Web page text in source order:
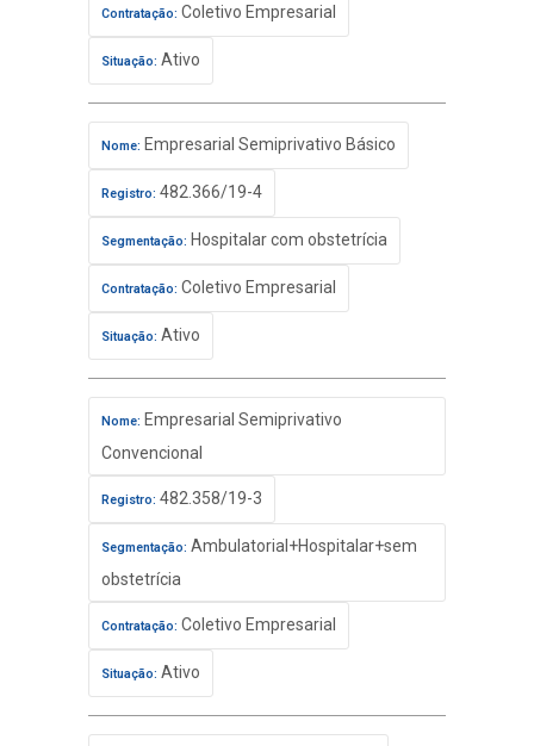
Contratação: Coletivo Empresarial
Situação: Ativo
Nome: Empresarial Semiprivativo Básico
Registro: 482.366/19-4
Segmentação: Hospitalar com obstetrícia
Contratação: Coletivo Empresarial
Situação: Ativo
Nome: Empresarial Semiprivativo
Convencional
Registro: 482.358/19-3
Segmentação: Ambulatorial+Hospitalar+sem
obstetrícia
Contratação: Coletivo Empresarial
Situação: Ativo